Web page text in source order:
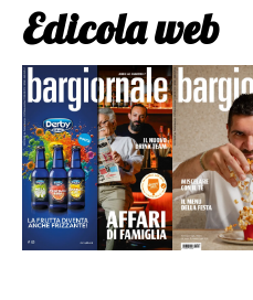
Edicola web